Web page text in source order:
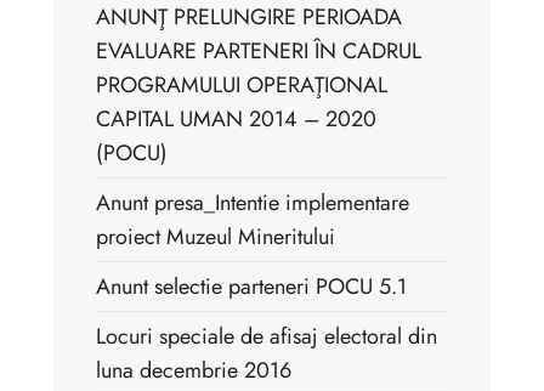
ANUNŢ PRELUNGIRE PERIOADA
EVALUARE PARTENERI ÎN CADRUL
PROGRAMULUI OPERAŢIONAL
CAPITAL UMAN 2014 – 2020
(POCU)
Anunt presa_Intentie implementare
proiect Muzeul Mineritului
Anunt selectie parteneri POCU 5.1
Locuri speciale de afisaj electoral din
luna decembrie 2016